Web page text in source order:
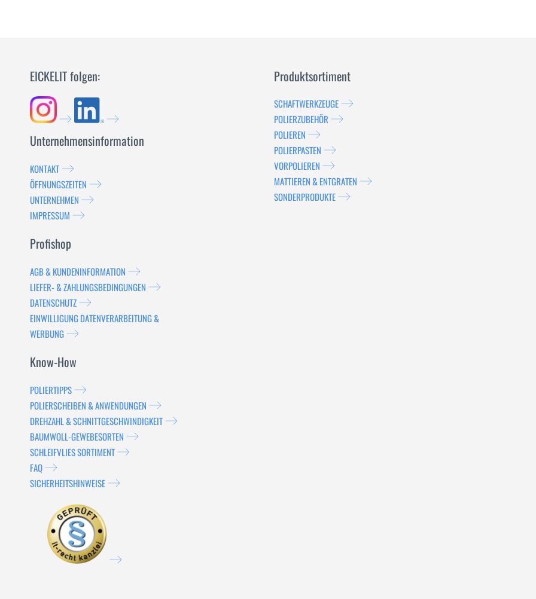
EICKELIT folgen:
Unternehmensinformation
KONTAKT
ÖFFNUNGSZEITEN
UNTERNEHMEN
IMPRESSUM
Profishop
AGB & KUNDENINFORMATION
LIEFER- & ZAHLUNGSBEDINGUNGEN
DATENSCHUTZ
EINWILLIGUNG DATENVERARBEITUNG &
WERBUNG
Know-How
POLIERTIPPS
POLIERSCHEIBEN & ANWENDUNGEN
DREHZAHL & SCHNITTGESCHWINDIGKEIT
BAUMWOLL-GEWEBESORTEN
SCHLEIFVLIES SORTIMENT
FAQ
SICHERHEITSHINWEISE
Produktsortiment
SCHAFTWERKZEUGE
POLIERZUBEHÖR
POLIEREN
POLIERPASTEN
VORPOLIEREN
MATTIEREN & ENTGRATEN
SONDERPRODUKTE